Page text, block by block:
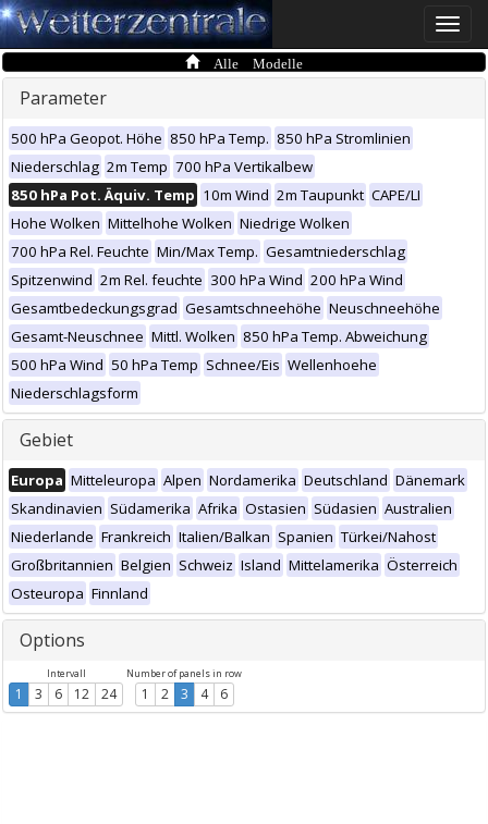
Toggle
Alle Modelle
Parameter
500 hPa Geopot. Höhe 850 hPa Temp. 850 hPa Stromlinien
Niederschlag 2m Temp 700 hPa Vertikalbew
850 hPa Pot. Äquiv. Temp 10m Wind 2m Taupunkt CAPE/LI
Hohe Wolken Mittelhohe Wolken Niedrige Wolken
700 hPa Rel. Feuchte Min/Max Temp. Gesamtniederschlag
Spitzenwind 2m Rel. feuchte 300 hPa Wind 200 hPa Wind
Gesamtbedeckungsgrad Gesamtschneehöhe Neuschneehöhe
Gesamt-Neuschnee Mittl. Wolken 850 hPa Temp. Abweichung
500 hPa Wind 50 hPa Temp Schnee/Eis Wellenhoehe
Niederschlagsform
Gebiet
Europa Mitteleuropa Alpen Nordamerika Deutschland Dänemark
Skandinavien Südamerika Afrika Ostasien Südasien Australien
Niederlande Frankreich Italien/Balkan Spanien Türkei/Nahost
Großbritannien Belgien Schweiz Island Mittelamerika Österreich
Osteuropa Finnland
Options
Intervall
1 3 6 12 24
Number of panels in row
1 2 3 4 6